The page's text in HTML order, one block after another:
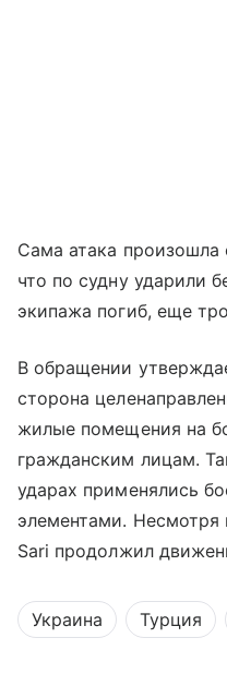
Сама атака
что по судну ударили
экипажа погиб, еще
В обращении
сторона
жилые помещения на
гражданским лицам.
ударах применялись
элементами. Несмотря
Sari продолжил
Украина Турция